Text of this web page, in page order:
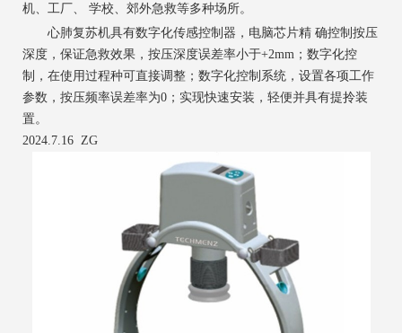
机、工厂、 学校、郊外急救等多种场所。
心肺复苏机具有数字化传感控制器，电脑芯片精 确控制按压
深度，保证急救效果，按压深度误差率小于+2mm；数字化控
制，在使用过程种可直接调整；数字化控制系统，设置各项工作
参数，按压频率误差率为0；实现快速安装，轻便并具有提拎装
置。
2024.7.16 ZG